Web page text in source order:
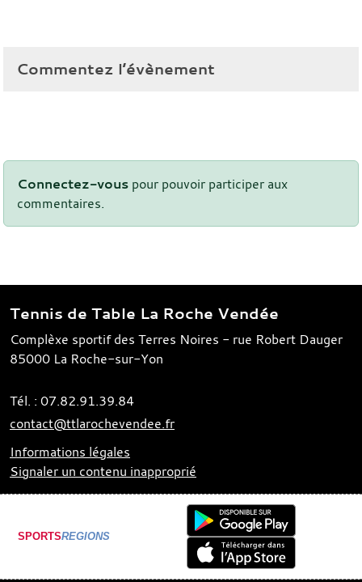
Commentez l’évènement
Connectez-vous pour pouvoir participer aux
commentaires.
Tennis de Table La Roche Vendée
Complèxe sportif des Terres Noires - rue Robert Dauger
85000 La Roche-sur-Yon
Tél. : 07.82.91.39.84
contact@ttlarochevendee.fr
Informations légales
Signaler un contenu inapproprié
SPORTSREGIONS